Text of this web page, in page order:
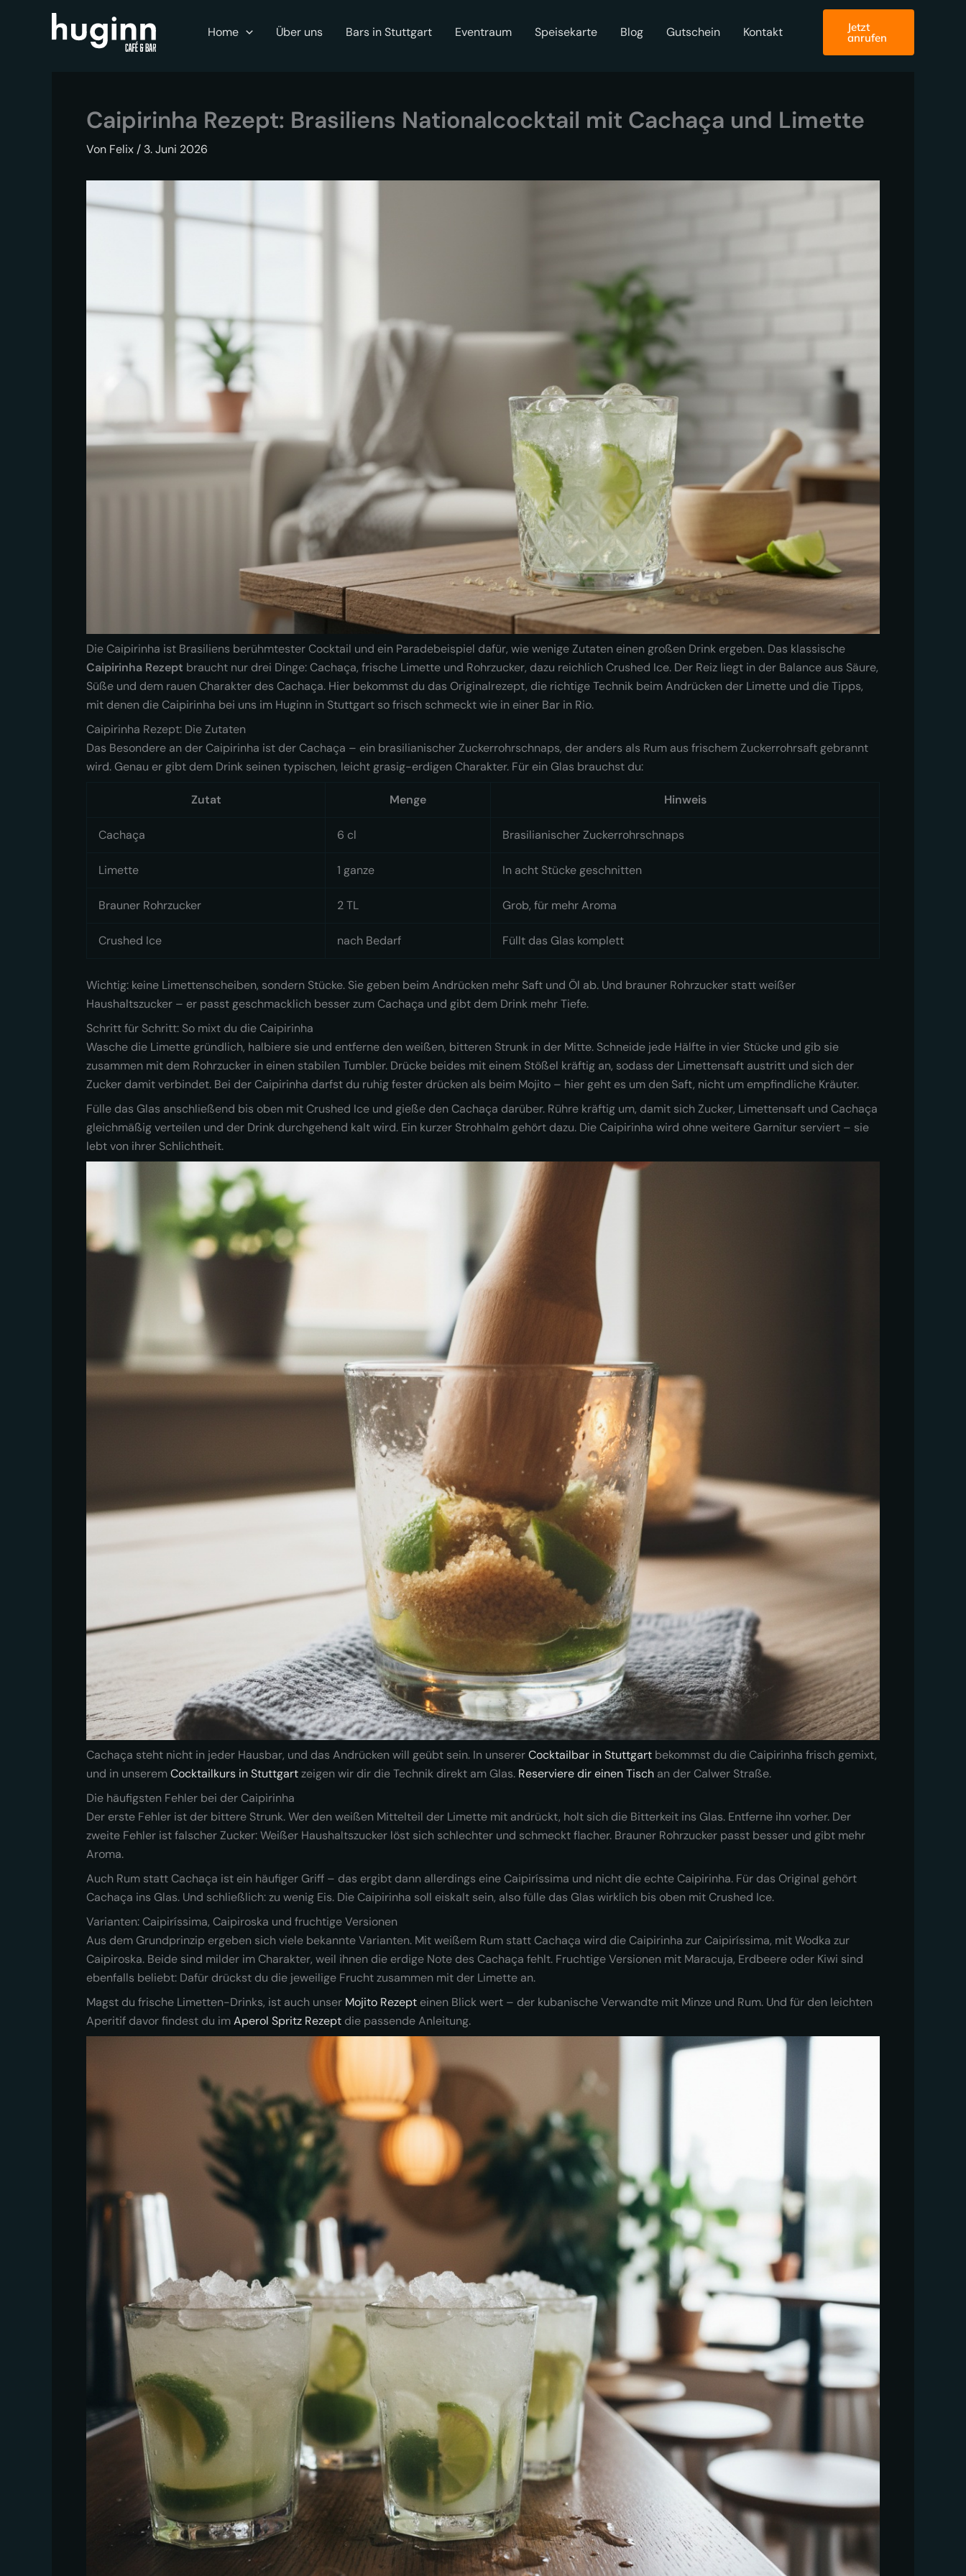
Home Über uns Bars in Stuttgart Eventraum Speisekarte Blog Gutschein Kontakt Jetzt
anrufen
Caipirinha Rezept: Brasiliens Nationalcocktail mit Cachaça und Limette
Von Felix / 3. Juni 2026
Die Caipirinha ist Brasiliens berühmtester Cocktail und ein Paradebeispiel dafür, wie wenige Zutaten einen großen Drink ergeben. Das klassische
Caipirinha Rezept braucht nur drei Dinge: Cachaça, frische Limette und Rohrzucker, dazu reichlich Crushed Ice. Der Reiz liegt in der Balance aus Säure,
Süße und dem rauen Charakter des Cachaça. Hier bekommst du das Originalrezept, die richtige Technik beim Andrücken der Limette und die Tipps,
mit denen die Caipirinha bei uns im Huginn in Stuttgart so frisch schmeckt wie in einer Bar in Rio.
Caipirinha Rezept: Die Zutaten
Das Besondere an der Caipirinha ist der Cachaça – ein brasilianischer Zuckerrohrschnaps, der anders als Rum aus frischem Zuckerrohrsaft gebrannt
wird. Genau er gibt dem Drink seinen typischen, leicht grasig-erdigen Charakter. Für ein Glas brauchst du:
Zutat Menge Hinweis
Cachaça 6 cl Brasilianischer Zuckerrohrschnaps
Limette 1 ganze In acht Stücke geschnitten
Brauner Rohrzucker 2 TL Grob, für mehr Aroma
Crushed Ice nach Bedarf Füllt das Glas komplett
Wichtig: keine Limettenscheiben, sondern Stücke. Sie geben beim Andrücken mehr Saft und Öl ab. Und brauner Rohrzucker statt weißer
Haushaltszucker – er passt geschmacklich besser zum Cachaça und gibt dem Drink mehr Tiefe.
Schritt für Schritt: So mixt du die Caipirinha
Wasche die Limette gründlich, halbiere sie und entferne den weißen, bitteren Strunk in der Mitte. Schneide jede Hälfte in vier Stücke und gib sie
zusammen mit dem Rohrzucker in einen stabilen Tumbler. Drücke beides mit einem Stößel kräftig an, sodass der Limettensaft austritt und sich der
Zucker damit verbindet. Bei der Caipirinha darfst du ruhig fester drücken als beim Mojito – hier geht es um den Saft, nicht um empfindliche Kräuter.
Fülle das Glas anschließend bis oben mit Crushed Ice und gieße den Cachaça darüber. Rühre kräftig um, damit sich Zucker, Limettensaft und Cachaça
gleichmäßig verteilen und der Drink durchgehend kalt wird. Ein kurzer Strohhalm gehört dazu. Die Caipirinha wird ohne weitere Garnitur serviert – sie
lebt von ihrer Schlichtheit.
Cachaça steht nicht in jeder Hausbar, und das Andrücken will geübt sein. In unsererCocktailbar in Stuttgart bekommst du die Caipirinha frisch gemixt,
und in unseremCocktailkurs in Stuttgartzeigen wir dir die Technik direkt am Glas. Reserviere dir einen Tisch an der Calwer Straße.
Die häufigsten Fehler bei der Caipirinha
Der erste Fehler ist der bittere Strunk. Wer den weißen Mittelteil der Limette mit andrückt, holt sich die Bitterkeit ins Glas. Entferne ihn vorher. Der
zweite Fehler ist falscher Zucker: Weißer Haushaltszucker löst sich schlechter und schmeckt flacher. Brauner Rohrzucker passt besser und gibt mehr
Aroma.
Auch Rum statt Cachaça ist ein häufiger Griff – das ergibt dann allerdings eine Caipiríssima und nicht die echte Caipirinha. Für das Original gehört
Cachaça ins Glas. Und schließlich: zu wenig Eis. Die Caipirinha soll eiskalt sein, also fülle das Glas wirklich bis oben mit Crushed Ice.
Varianten: Caipiríssima, Caipiroska und fruchtige Versionen
Aus dem Grundprinzip ergeben sich viele bekannte Varianten. Mit weißem Rum statt Cachaça wird die Caipirinha zur Caipiríssima, mit Wodka zur
Caipiroska. Beide sind milder im Charakter, weil ihnen die erdige Note des Cachaça fehlt. Fruchtige Versionen mit Maracuja, Erdbeere oder Kiwi sind
ebenfalls beliebt: Dafür drückst du die jeweilige Frucht zusammen mit der Limette an.
Magst du frische Limetten-Drinks, ist auch unser Mojito Rezept einen Blick wert – der kubanische Verwandte mit Minze und Rum. Und für den leichten
Aperitif davor findest du imAperol Spritz Rezept die passende Anleitung.